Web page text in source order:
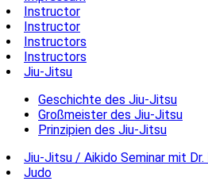
Instructor
Instructor
Instructors
Instructors
Jiu-Jitsu
Geschichte des Jiu-Jitsu
Großmeister des Jiu-Jitsu
Prinzipien des Jiu-Jitsu
Jiu-Jitsu / Aikido Seminar mit Dr.
Judo